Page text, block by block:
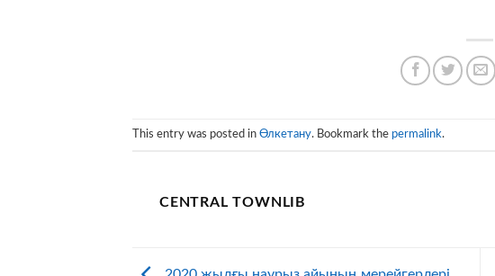
This entry was posted in Өлкетану. Bookmark the permalink.
CENTRAL TOWNLIB